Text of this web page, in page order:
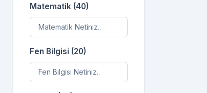
Matematik (40)
Fen Bilgisi (20)